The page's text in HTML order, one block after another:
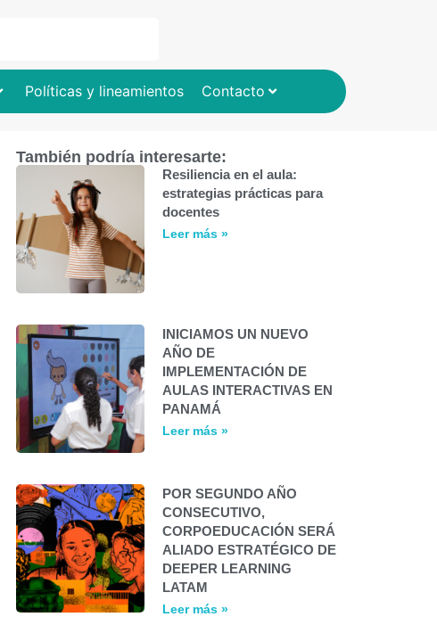
Políticas y lineamientos Contacto
También podría interesarte:
Resiliencia en el aula:
estrategias prácticas para
docentes
Leer más »
INICIAMOS UN NUEVO
AÑO DE
IMPLEMENTACIÓN DE
AULAS INTERACTIVAS EN
PANAMÁ
Leer más »
POR SEGUNDO AÑO
CONSECUTIVO,
CORPOEDUCACIÓN SERÁ
ALIADO ESTRATÉGICO DE
DEEPER LEARNING
LATAM
Leer más »